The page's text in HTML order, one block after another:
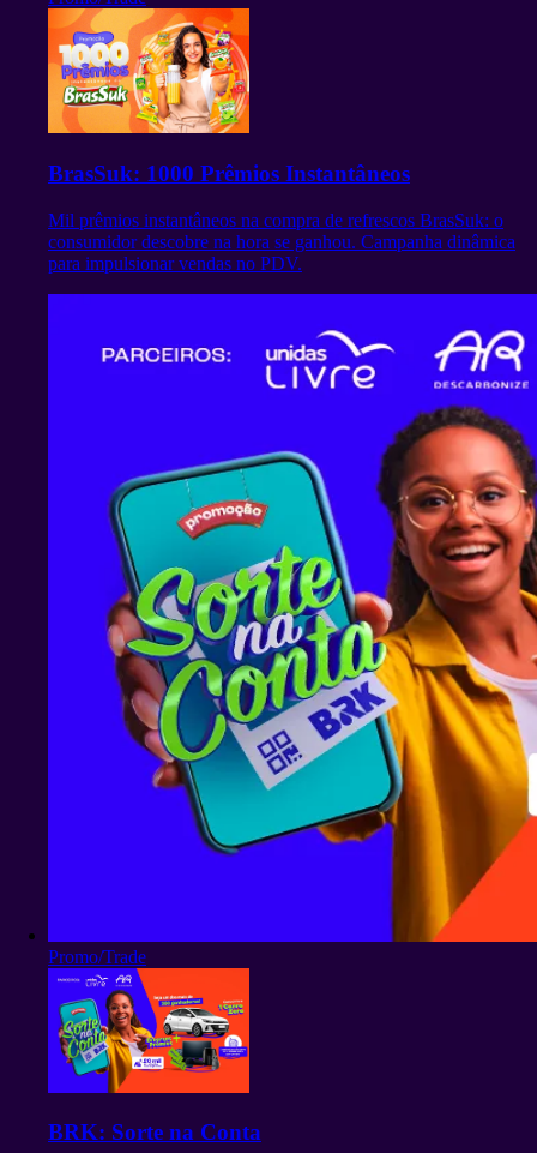
BrasSuk: 1000 Prêmios Instantâneos
Mil prêmios instantâneos na compra de refrescos BrasSuk: o
consumidor descobre na hora se ganhou. Campanha dinâmica
para impulsionar vendas no PDV.
Promo/Trade
BRK: Sorte na Conta